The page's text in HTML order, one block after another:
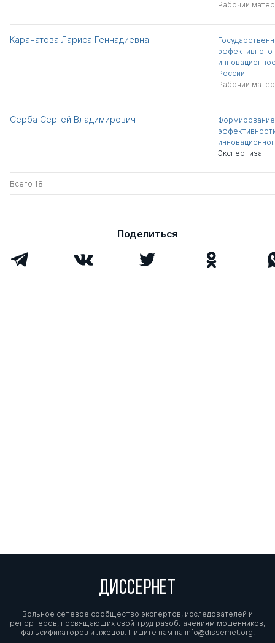
Рабочий
Каранатова Лариса Геннадиевна
эффективного
России
Рабочий
Серба Сергей Владимирович
Экспертиза
Всего 18
Поделиться
ДИССЕРНЕТ
Вольное сетевое сообщество экспертов, исследователей и
репортеров, посвящающих свой труд разоблачениям мошенников,
фальсификаторов и лжецов. Пишите нам на info@dissernet.org.